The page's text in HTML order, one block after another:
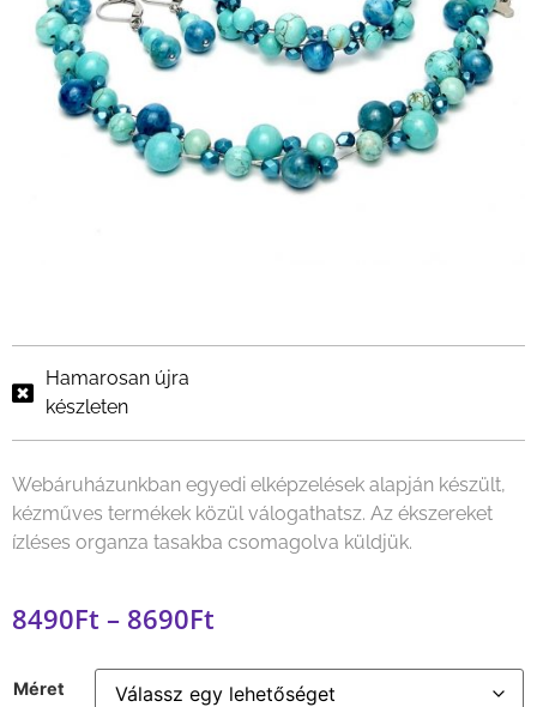
Hamarosan újra
készleten
Webáruházunkban egyedi elképzelések alapján készült,
kézműves termékek közül válogathatsz. Az ékszereket
ízléses organza tasakba csomagolva küldjük.
8490Ft – 8690Ft
Méret